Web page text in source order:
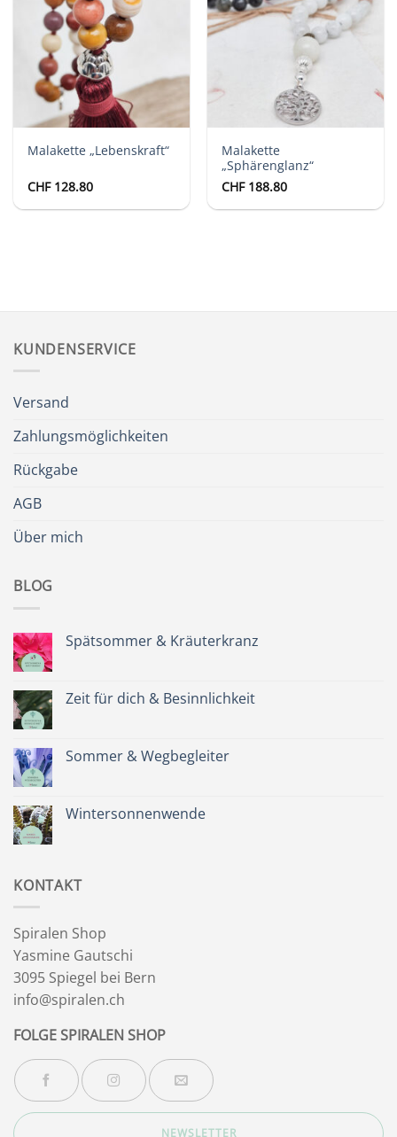
Auf die
Wunschliste
Malakette „Lebenskraft“
CHF128.80
Auf die
Wunschliste
Malakette
„Sphärenglanz“
CHF188.80
KUNDENSERVICE
Versand
Zahlungsmöglichkeiten
Rückgabe
AGB
Über mich
BLOG
Spätsommer & Kräuterkranz
Spätsommer
&
Zeit für dich & Besinnlichkeit
Zeit
für
Sommer & Wegbegleiter
Sommer
&
Wintersonnenwende
KONTAKT
Spiralen Shop
Yasmine Gautschi
3095 Spiegel bei Bern
info@spiralen.ch
FOLGE SPIRALEN SHOP
NEWSLETTER